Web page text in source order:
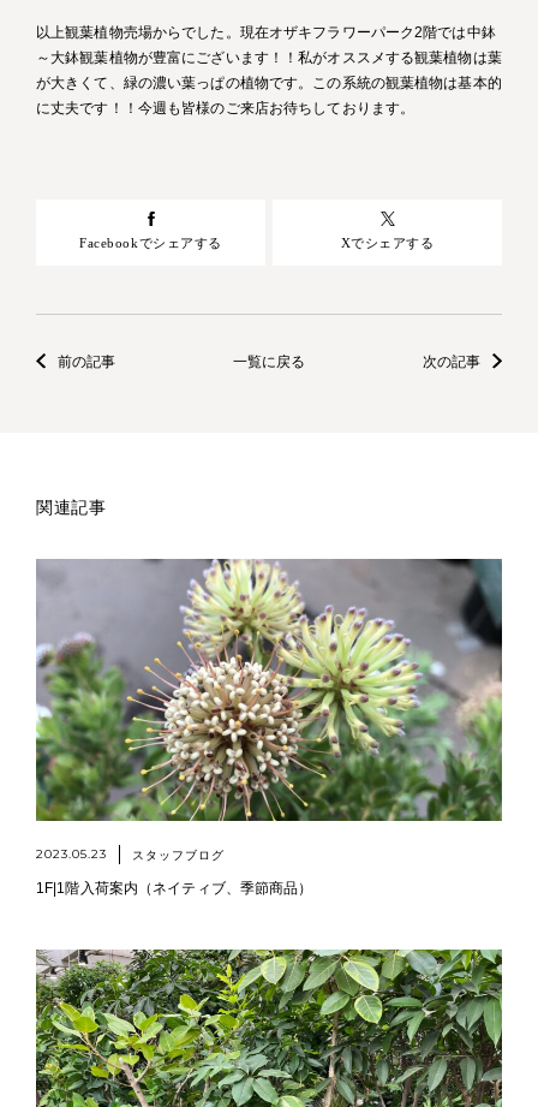
以上観葉植物売場からでした。現在オザキフラワーパーク2階では中鉢
～大鉢観葉植物が豊富にございます！！私がオススメする観葉植物は葉
が大きくて、緑の濃い葉っぱの植物です。この系統の観葉植物は基本的
に丈夫です！！今週も皆様のご来店お待ちしております。
Facebookでシェアする Xでシェアする
前の記事 一覧に戻る 次の記事
関連記事
2023.05.23 スタッフブログ
1F|1階入荷案内（ネイティブ、季節商品）